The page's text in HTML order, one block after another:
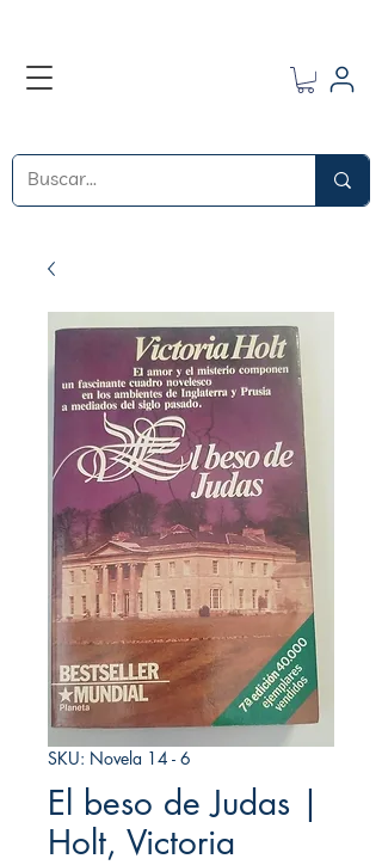
SKU: Novela 14 - 6
El beso de Judas |
Holt, Victoria